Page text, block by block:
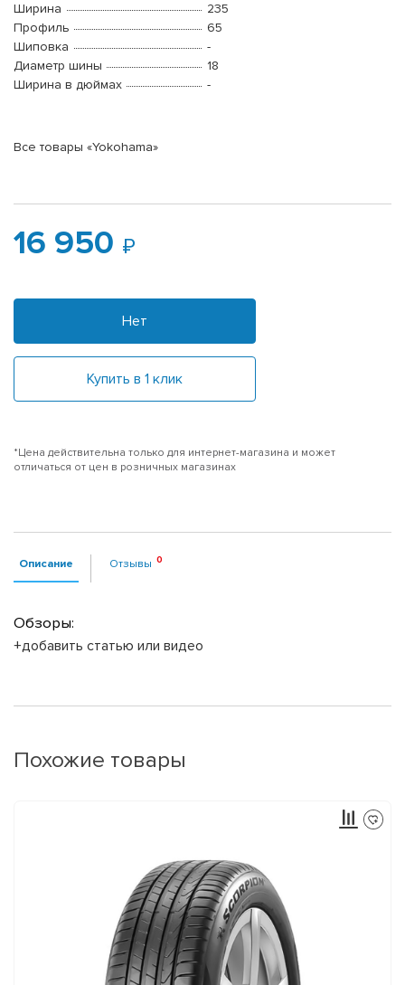
Ширина
235
Профиль
65
Шиповка
-
Диаметр шины
18
Ширина в дюймах
-
Все товары «Yokohama»
16 950
Нет
Купить в 1 клик
*Цена действительна только для интернет-магазина и может
отличаться от цен в розничных магазинах
Описание Отзывы
Обзоры:
+добавить статью или видео
Похожие товары